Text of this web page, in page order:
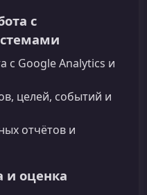
с
с Google Analytics и
целей, событий и
отчётов и
и оценка